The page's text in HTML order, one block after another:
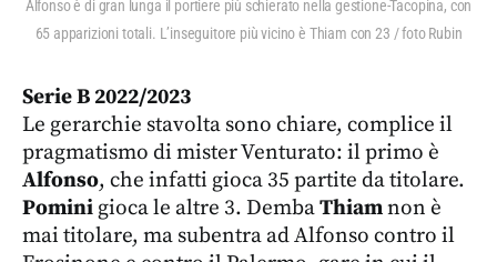
Alfonso è di gran lunga il portiere più schierato nella gestione-Tacopina, con
65 apparizioni totali. L’inseguitore più vicino è Thiam con 23 / foto Rubin
Serie B 2022/2023
Le gerarchie stavolta sono chiare, complice il
pragmatismo di mister Venturato: il primo è
Alfonso, che infatti gioca 35 partite da titolare.
Pomini gioca le altre 3. DembaThiamnon è
mai titolare, ma subentra ad Alfonso contro il